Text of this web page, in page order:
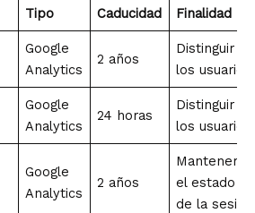
Tipo Caducidad Finalidad
Google
Analytics
2 años
Distinguir a
los usuarios
Google
Analytics
24 horas
Distinguir a
los usuarios
Google
Analytics
2 años
Mantener
el estado
de la sesión